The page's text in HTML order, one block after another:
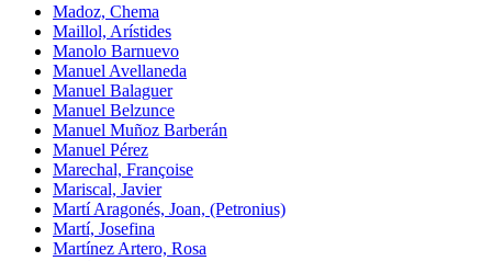
Madoz, Chema
Maillol, Arístides
Manolo Barnuevo
Manuel Avellaneda
Manuel Balaguer
Manuel Belzunce
Manuel Muñoz Barberán
Manuel Pérez
Marechal, Françoise
Mariscal, Javier
Martí Aragonés, Joan, (Petronius)
Martí, Josefina
Martínez Artero, Rosa